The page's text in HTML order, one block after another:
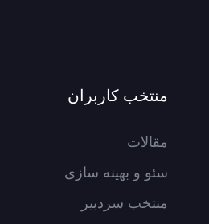
منتخب کاربران
مقالات
سئو و بهینه سازی
منتخب سردبیر